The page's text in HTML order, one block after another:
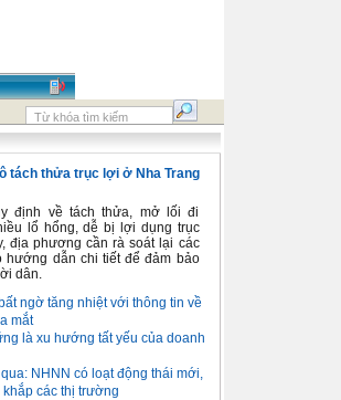
tách thửa trục lợi ở Nha Trang
định về tách thửa, mở lối đi
lổ hổng, dễ bị lợi dụng trục
địa phương cần rà soát lại các
hướng dẫn chi tiết để đảm bảo
dân.
ngờ tăng nhiệt với thông tin về
mắt
là xu hướng tất yếu của doanh
NHNN có loạt động thái mới,
khắp các thị trường